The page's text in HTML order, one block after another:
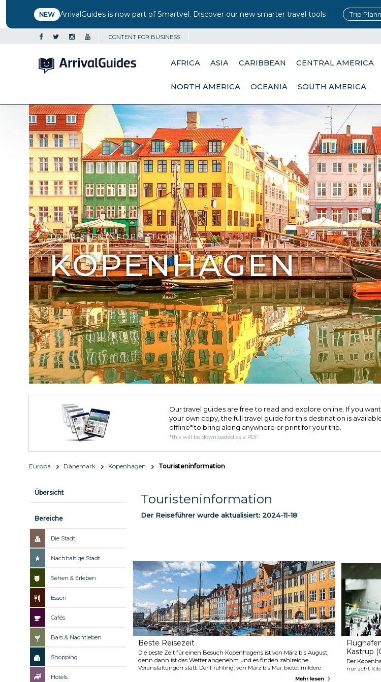
NEW ArrivalGuides is now part of Smartvel. Discover our new smarter travel tools Trip
CONTENT FOR BUSINESS
AFRICA ASIA CARIBBEAN CENTRAL AMERICA
NORTH AMERICA OCEANIA SOUTH AMERICA
TOURISTENINFORMATION
KOPENHAGEN
Our travel guides are free to read and explore online. If you
your own copy, the full travel guide for this destination is
offline* to bring along anywhere or print for your trip.​
*this will be downloaded as a PDF.
Europa Dänemark Kopenhagen Touristeninformation
Übersicht
Bereiche
Die Stadt
Nachhaltige Stadt
Sehen & Erleben
Essen
Cafés
Bars & Nachtleben
Shopping
Hotels
Touristeninformation
Der Reiseführer wurde aktualisiert: 2024-11-18
Beste Reisezeit
Die beste Zeit für einen Besuch Kopenhagens ist von März bis August,
denn dann ist das Wetter angenehm und es finden zahlreiche
Veranstaltungen statt. Der Frühling, von März bis Mai, bietet mildere
Temperaturen und weniger Menschenmassen, während der Sommer
Mehr lesen
Kastrup
Der
nur acht